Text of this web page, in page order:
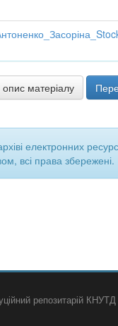
матеріалу
електронних
всі права збережені.
репозитарій